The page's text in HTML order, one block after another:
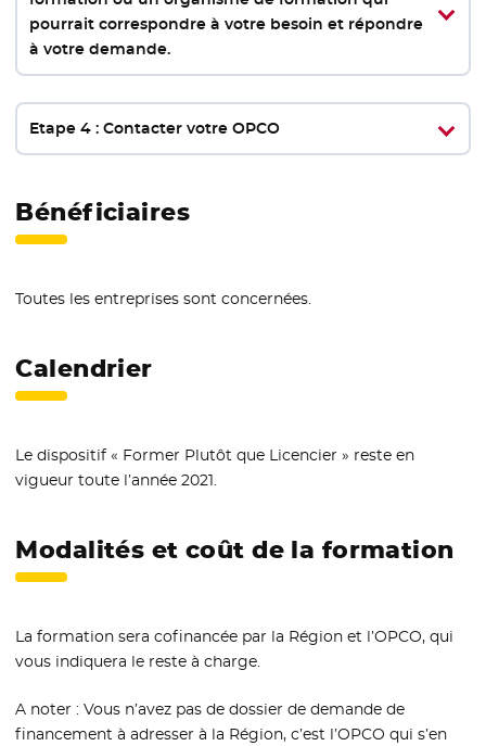
pourrait correspondre à votre besoin et répondre
à votre demande.
Etape 4 : Contacter votre OPCO
Bénéficiaires
Toutes les entreprises sont concernées.
Calendrier
Le dispositif « Former Plutôt que Licencier » reste en
vigueur toute l’année 2021.
Modalités et coût de la formation
La formation sera cofinancée par la Région et l’OPCO, qui
vous indiquera le reste à charge.
A noter : Vous n’avez pas de dossier de demande de
financement à adresser à la Région, c’est l’OPCO qui s’en